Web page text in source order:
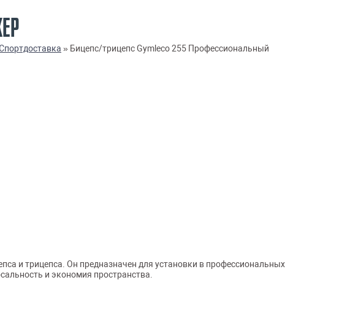
» Бицепс/трицепс Gymleco 255 Профессиональный
и трицепса. Он предназначен для установки в профессиональных
и экономия пространства.